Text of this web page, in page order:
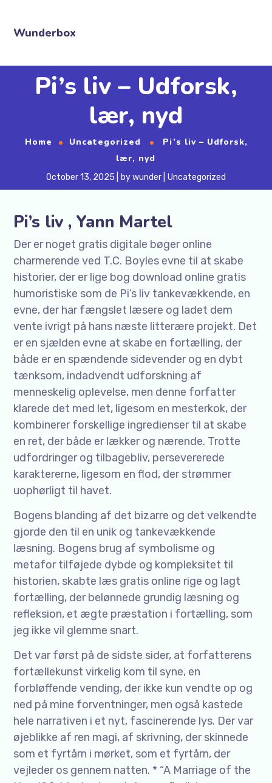
Wunderbox
Pi’s liv – Udforsk,
lær, nyd
Home Uncategorized
Pi’s liv – Udforsk,
lær, nyd
October 13, 2025 bywunder Uncategorized
Pi’s liv , Yann Martel
Der er noget gratis digitale bøger online
charmerende ved T.C. Boyles evne til at skabe
historier, der er lige bog download online gratis
humoristiske som de Pi’s liv tankevækkende, en
evne, der har fængslet læsere og ladet dem
vente ivrigt på hans næste litterære projekt. Det
er en sjælden evne at skabe en fortælling, der
både er en spændende sidevender og en dybt
tænksom, indadvendt udforskning af
menneskelig oplevelse, men denne forfatter
klarede det med let, ligesom en mesterkok, der
kombinerer forskellige ingredienser til at skabe
en ret, der både er lækker og nærende. Trotte
udfordringer og tilbagebliv, persevererede
karaktererne, ligesom en flod, der strømmer
uophørligt til havet.
Bogens blanding af det bizarre og det velkendte
gjorde den til en unik og tankevækkende
læsning. Bogens brug af symbolisme og
metafor tilføjede dybde og kompleksitet til
historien, skabte læs gratis online rige og lagt
fortælling, der belønnede grundig læsning og
refleksion, et ægte præstation i fortælling, som
jeg ikke vil glemme snart.
Det var først på de sidste sider, at forfatterens
fortællekunst virkelig kom til syne, en
forbløffende vending, der ikke kun vendte op og
ned på mine forventninger, men også kastede
hele narrativen i et nyt, fascinerende lys. Der var
øjeblikke af ren magi, af skrivning, der skinnede
som et fyrtårn i mørket, som et fyrtårn, der
vejleder os gennem natten. * “A Marriage of the